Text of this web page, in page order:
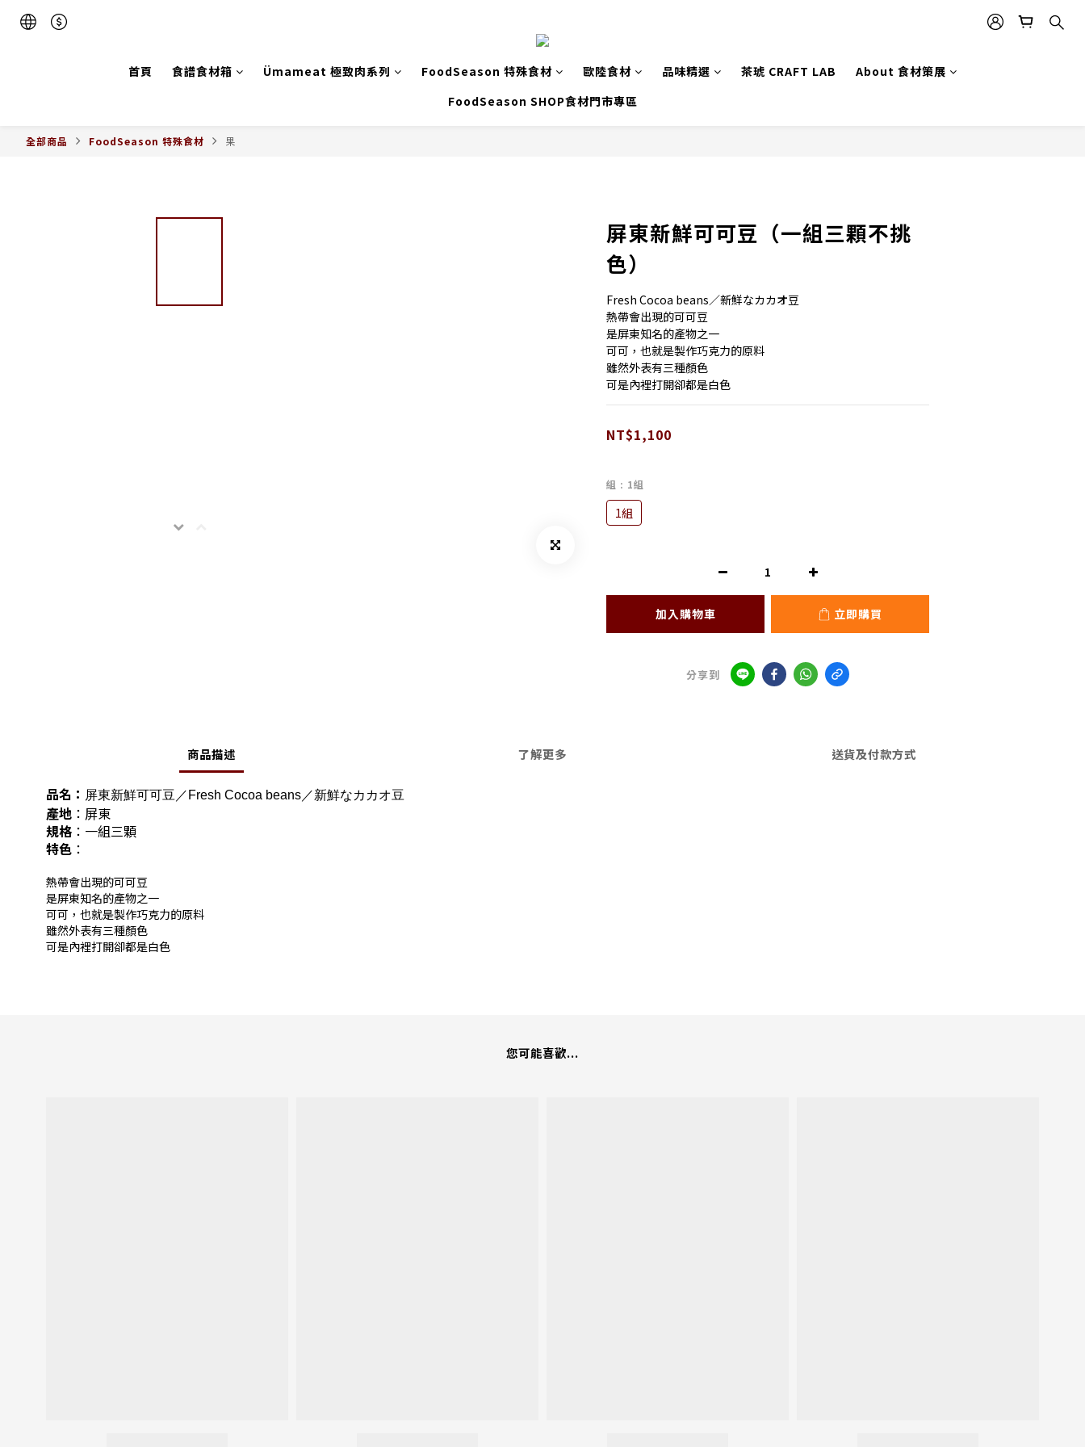
首頁 食譜食材箱 Ümameat 極致肉系列 FoodSeason 特殊食材 歐陸食材 品味精選 茶琥 CRAFT LAB
About 食材策展
FoodSeason SHOP食材門市專區
全部商品 FoodSeason 特殊食材 果
屏東新鮮可可豆（一組三顆不挑
色）
Fresh Cocoa beans／新鮮なカカオ豆
熱帶會出現的可可豆
是屏東知名的產物之一
可可，也就是製作巧克力的原料
雖然外表有三種顏色
可是內裡打開卻都是白色
NT$1,100
組 : 1組
1組
加入購物車 立即購買
分享到
商品描述 了解更多 送貨及付款方式
品名： 屏東新鮮可可豆／Fresh Cocoa beans／新鮮なカカオ豆
產地 ：屏東
規格 ：一組三顆
特色 ：
熱帶會出現的可可豆
是屏東知名的產物之一
可可，也就是製作巧克力的原料
雖然外表有三種顏色
可是內裡打開卻都是白色
您可能喜歡...